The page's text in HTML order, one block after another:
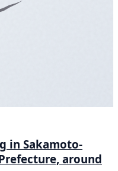
in Sakamoto-
around